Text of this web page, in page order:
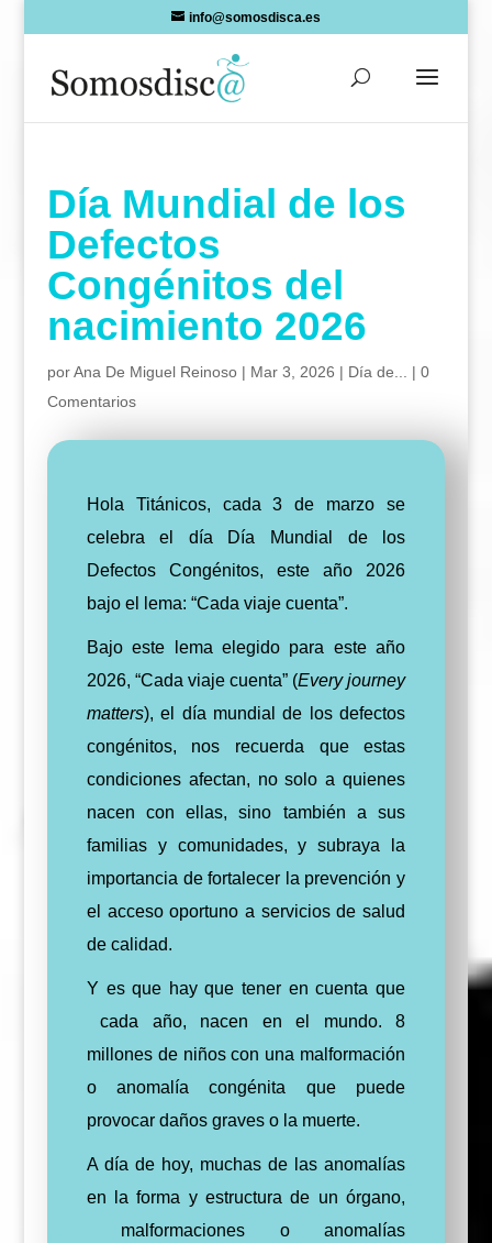
info@somosdisca.es
Día Mundial de los
Defectos
Congénitos del
nacimiento 2026
porAna De Miguel Reinoso| Mar 3, 2026 | Día de... | 0
Comentarios
Hola Titánicos, cada 3 de marzo se
celebra el día Día Mundial de los
Defectos Congénitos, este año 2026
bajo el lema: “Cada viaje cuenta”.
Bajo este lema elegido para este año
2026, “Cada viaje cuenta” (Every journey
matters), el día mundial de los defectos
congénitos, nos recuerda que estas
condiciones afectan, no solo a quienes
nacen con ellas, sino también a sus
familias y comunidades, y subraya la
importancia de fortalecer la prevención y
el acceso oportuno a servicios de salud
de calidad.
Y es que hay que tener en cuenta que
cada año, nacen en el mundo. 8
millones de niños con una malformación
o anomalía congénita que puede
provocar daños graves o la muerte.
A día de hoy, muchas de las anomalías
en la forma y estructura de un órgano,
malformaciones o anomalías